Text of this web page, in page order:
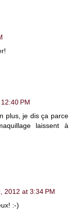
PM
plus, je dis ça parce
laissent à
2012 at 3:34 PM
:-)